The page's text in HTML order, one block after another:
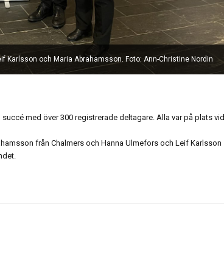
Karlsson och Maria Abrahamsson. Foto: Ann-Christine Nordin
med över 300 registrerade deltagare. Alla var på plats vid
från Chalmers och Hanna Ulmefors och Leif Karlsson